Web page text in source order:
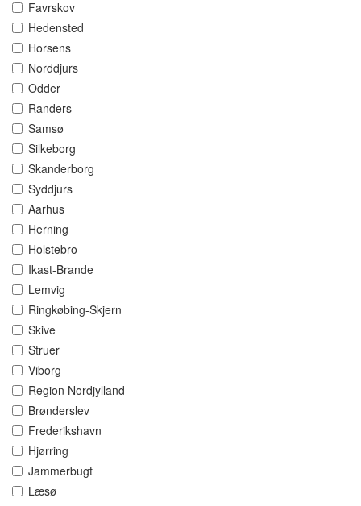
Favrskov
Hedensted
Horsens
Norddjurs
Odder
Randers
Samsø
Silkeborg
Skanderborg
Syddjurs
Aarhus
Herning
Holstebro
Ikast-Brande
Lemvig
Ringkøbing-Skjern
Skive
Struer
Viborg
Region Nordjylland
Brønderslev
Frederikshavn
Hjørring
Jammerbugt
Læsø